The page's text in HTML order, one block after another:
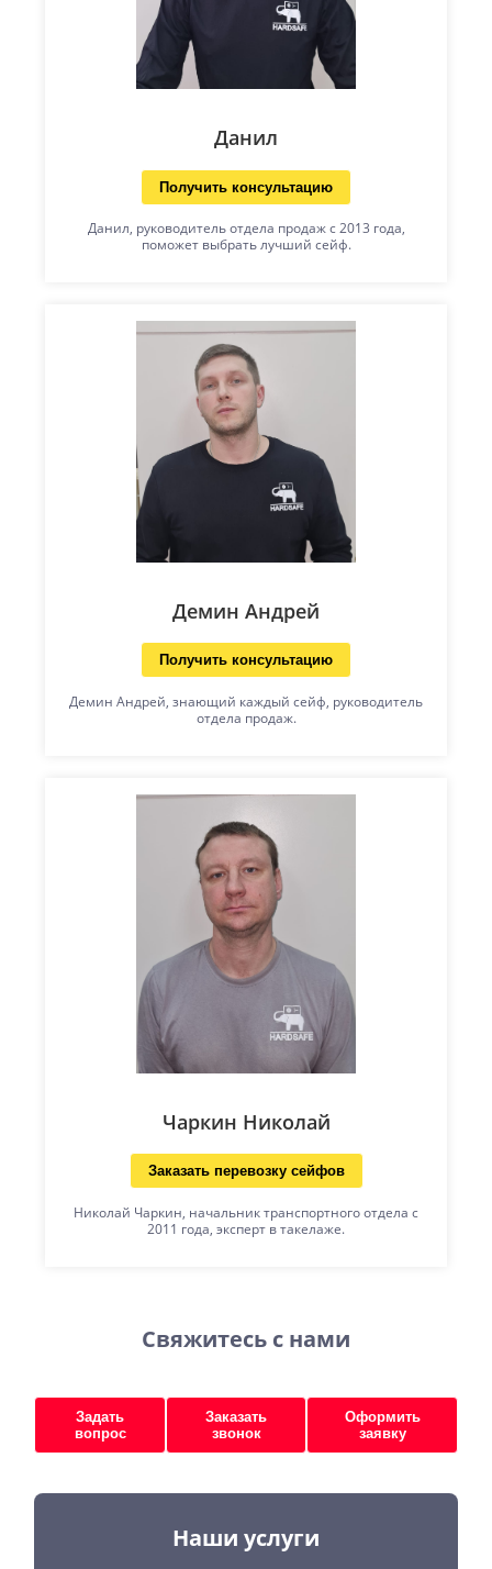
Данил
Получить консультацию
Данил, руководитель отдела продаж с 2013 года,
поможет выбрать лучший сейф.
Демин Андрей
Получить консультацию
Демин Андрей, знающий каждый сейф, руководитель
отдела продаж.
Чаркин Николай
Заказать перевозку сейфов
Николай Чаркин, начальник транспортного отдела с
2011 года, эксперт в такелаже.
Свяжитесь с нами
Задать
вопрос
Заказать
звонок
Оформить
заявку
Наши услуги